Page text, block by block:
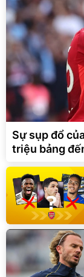
Sự sụp đổ
triệu bảng